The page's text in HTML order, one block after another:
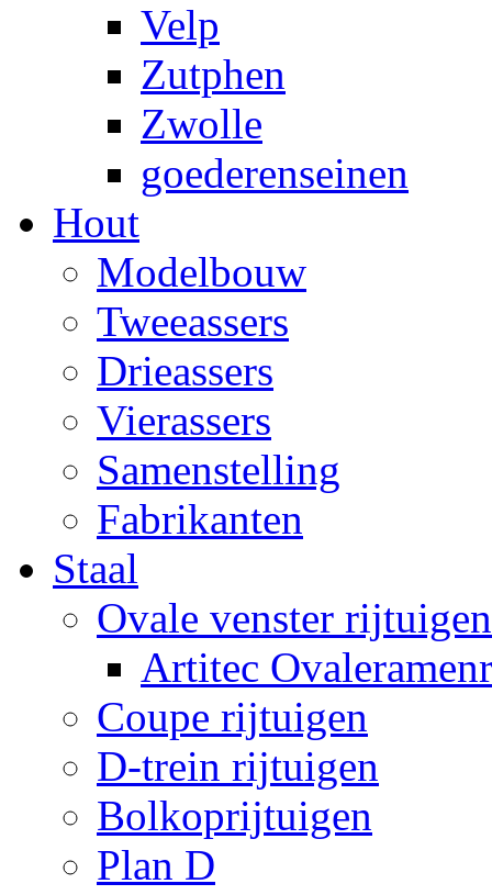
Velp
Zutphen
Zwolle
goederenseinen
Hout
Modelbouw
Tweeassers
Drieassers
Vierassers
Samenstelling
Fabrikanten
Staal
Ovale venster rijtuigen
Artitec
Coupe rijtuigen
D-trein rijtuigen
Bolkoprijtuigen
Plan D